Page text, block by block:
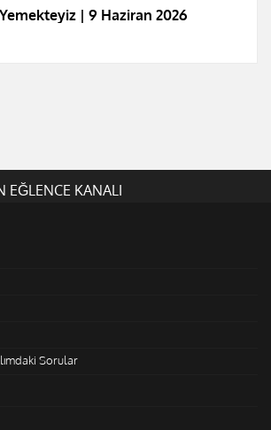
| 9 Haziran 2026
EĞLENCE KANALI
Sorular